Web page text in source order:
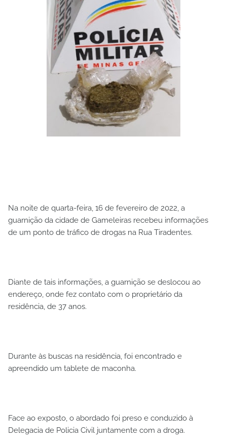
Na noite de quarta-feira, 16 de fevereiro de 2022, a
guarnição da cidade de Gameleiras recebeu informações
de um ponto de tráfico de drogas na Rua Tiradentes.
Diante de tais informações, a guarnição se deslocou ao
endereço, onde fez contato com o proprietário da
residência, de 37 anos.
Durante às buscas na residência, foi encontrado e
apreendido um tablete de maconha.
Face ao exposto, o abordado foi preso e conduzido à
Delegacia de Policia Civil juntamente com a droga.